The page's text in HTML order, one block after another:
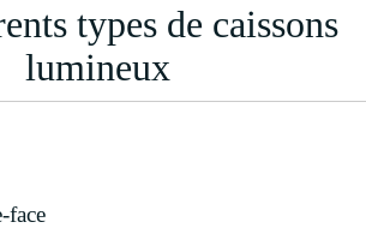
types de caissons
lumineux
face